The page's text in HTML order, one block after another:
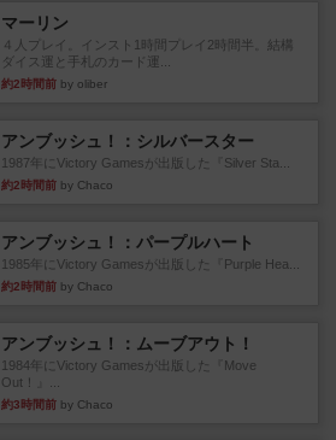
マーリン
４人プレイ。インスト1時間プレイ2時間半。結構
ダイス運と手札のカード運...
約2時間前 by oliber
アンブッシュ！：シルバースター
1987年にVictory Gamesが出版した『Silver Sta...
約2時間前 by Chaco
アンブッシュ！：パープルハート
1985年にVictory Gamesが出版した『Purple Hea...
約2時間前 by Chaco
アンブッシュ！：ムーブアウト！
1984年にVictory Gamesが出版した『Move
Out！』...
約3時間前 by Chaco